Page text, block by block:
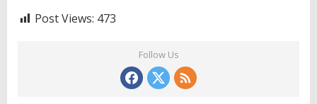
Post Views: 473
Follow Us